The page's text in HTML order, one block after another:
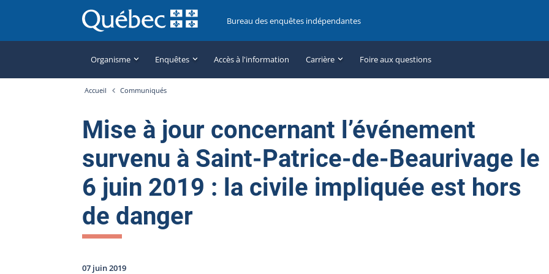
Bureau des enquêtes indépendantes
Organisme Enquêtes Accès à l'information Carrière Foire aux questions
Accueil Communiqués
Mise à jour concernant l’événement
survenu à Saint-Patrice-de-Beaurivage le
6 juin 2019 : la civile impliquée est hors
de danger
07 juin 2019